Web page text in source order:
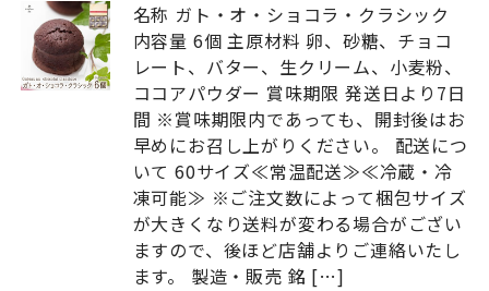
名称 ガト・オ・ショコラ・クラシック
内容量 6個 主原材料 卵、砂糖、チョコ
レート、バター、生クリーム、小麦粉、
ココアパウダー 賞味期限 発送日より7日
間 ※賞味期限内であっても、開封後はお
早めにお召し上がりください。 配送につ
いて 60サイズ≪常温配送≫≪冷蔵・冷
凍可能≫ ※ご注文数によって梱包サイズ
が大きくなり送料が変わる場合がござい
ますので、後ほど店舗よりご連絡いたし
ます。 製造・販売 銘 […]